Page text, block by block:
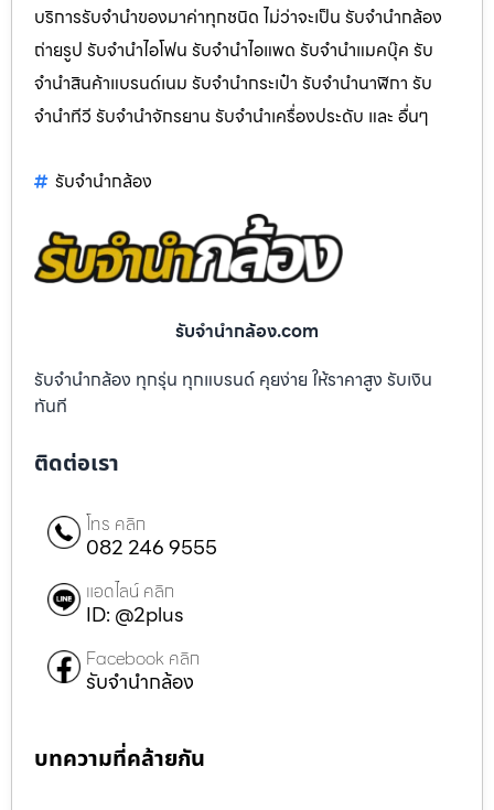
บริการรับจำนำของมาค่าทุกชนิด ไม่ว่าจะเป็น รับจํานํากล้อง
ถ่ายรูป รับจํานําไอโฟน รับจํานําไอแพด รับจํานําแมคบุ๊ค รับ
จํานําสินค้าแบรนด์เนม รับจํานํากระเป๋า รับจํานํานาฬิกา รับ
จํานําทีวี รับจํานําจักรยาน รับจํานําเครื่องประดับ และ อื่นๆ
รับจํานํากล้อง
รับจํานํากล้อง.com
รับจำนำกล้อง ทุกรุ่น ทุกแบรนด์ คุยง่าย ให้ราคาสูง รับเงิน
ทันที
ติดต่อเรา
โทร คลิก
082 246 9555
แอดไลน์ คลิก
ID: @2plus
Facebook คลิก
รับจำนำกล้อง
บทความที่คล้ายกัน